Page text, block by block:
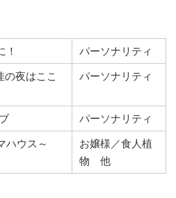
！
パーソナリティ
夜はここ
パーソナリティ
パーソナリティ
ハウス～
お嬢様／食人植
物 他